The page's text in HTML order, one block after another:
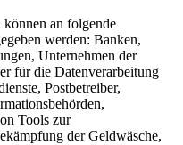
können an folgende
werden: Banken,
Unternehmen der
für die Datenverarbeitung
Postbetreiber,
Tools zur
der Geldwäsche,